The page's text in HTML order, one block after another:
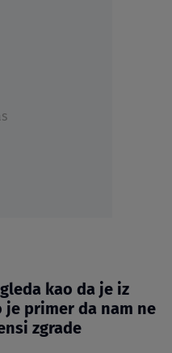
kao da je iz
je primer da nam ne
zgrade